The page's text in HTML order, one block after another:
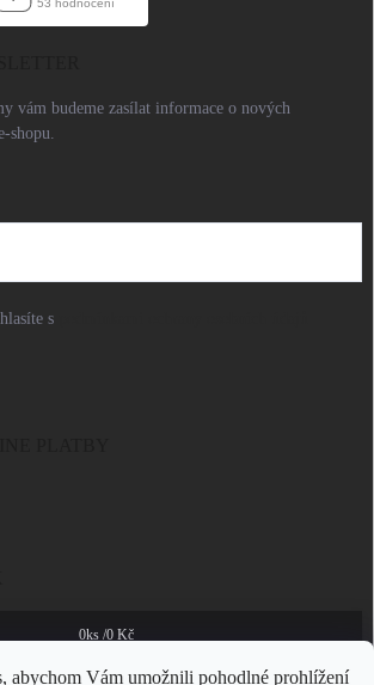
abychom Vám umožnili pohodlné prohlížení
vám budeme zasílat informace o nových
shopu.
s
0ks /0 Kč